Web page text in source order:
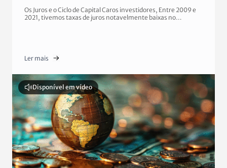
Os Juros e o Ciclo de Capital Caros investidores, Entre 2009 e
2021, tivemos taxas de juros notavelmente baixas no…
Ler mais
Disponível em vídeo